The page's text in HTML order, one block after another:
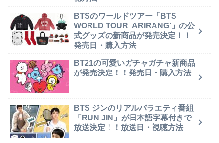
BTSのワールドツアー「BTS
WORLD TOUR ‘ARIRANG’」の公
式グッズの新商品が発売決定！！
発売日・購入方法
BT21の可愛いガチャガチャ新商品
が発売決定！！発売日・購入方法
BTS ジンのリアルバラエティ番組
「RUN JIN」が日本語字幕付きで
放送決定！！放送日・視聴方法